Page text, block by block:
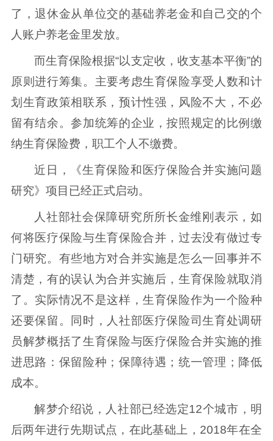
了，退休金从单位交的基础养老金和自己交的个
人账户养老金里发放。
而生育保险根据“以支定收，收支基本平衡”的
原则进行筹集。主要考虑生育保险享受人数和计
划生育政策相联系，预计性强，风险不大，不必
留有结余。参加统筹的企业，按照规定的比例缴
纳生育保险费，职工个人不缴费。
近日，《生育保险和医疗保险合并实施问题
研究》项目已经正式启动。
人社部社会保障研究所所长金维刚表示，如
何将医疗保险与生育保险合并，过去没有做过专
门研究。有些地方对合并实施是怎么一回事并不
清楚，有的误认为合并实施后，生育保险就取消
了。实际情况不是这样，生育保险作为一个险种
还要保留。同时，人社部医疗保险司生育处调研
员解梦概括了生育保险与医疗保险合并实施的推
进思路：保留险种；保障待遇；统一管理；降低
成本。
解梦介绍说，人社部已经选定12个城市，明
后两年进行先期试点，在此基础上，2018年在全